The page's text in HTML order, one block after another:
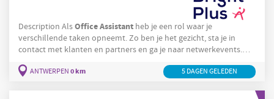
Description AlsOfficeAssistant
verschillende taken opneemt. Zo ben je het gezicht, sta je in
contact met klanten en partners en ga je naar netwerkevents.
en verwelkomt gasten met een glimlach. Je voert bepaalde
ANTWERPEN 0 km 5 DAGEN GELEDEN